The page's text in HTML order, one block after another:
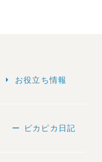
arrow_right お役立ち情報
remove ピカピカ日記